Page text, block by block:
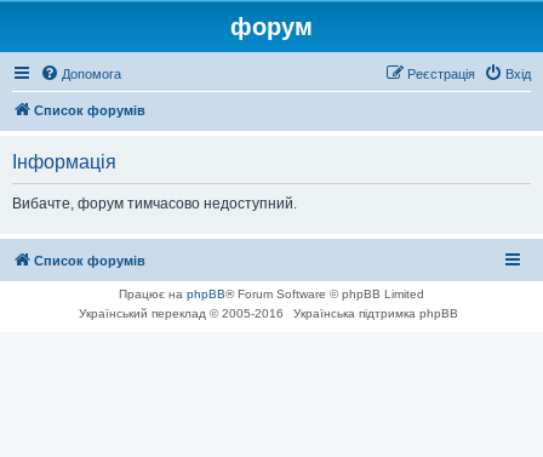
форум
Допомога Вхід
Реєстрація
Список форумів
Інформація
Вибачте, форум тимчасово недоступний.
Список форумів
Працює на phpBB® Forum Software © phpBB Limited
Український переклад © 2005-2016
Українська підтримка phpBB